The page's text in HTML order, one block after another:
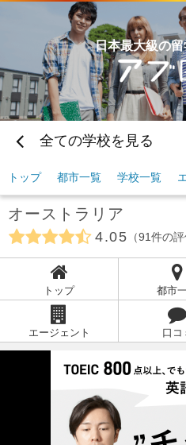
日本最大級の
全ての学校を見る
トップ 都市一覧 学校一覧
オーストラリア
4.05 91件の評
トップ 都市
エージェント 口コ